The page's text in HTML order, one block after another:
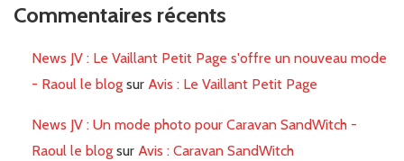
Commentaires récents
News JV : Le Vaillant Petit Page s'offre un nouveau mode
- Raoul le blog sur Avis : Le Vaillant Petit Page
News JV : Un mode photo pour Caravan SandWitch -
Raoul le blog sur Avis : Caravan SandWitch